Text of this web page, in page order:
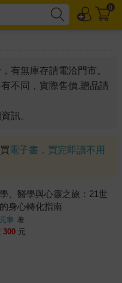
0
有無庫存請電洽門市。
不同，實際售價.贈品請
訊。
電子書，買完即讀不用
、醫學與心靈之旅：21世
身心轉化指南
寧 著
300 元